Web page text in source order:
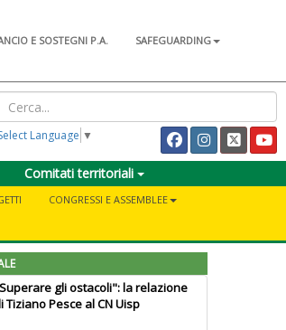
E SOSTEGNI P.A.
SAFEGUARDING
Language ▼
Comitati territoriali
CONGRESSI E ASSEMBLEE
gli ostacoli": la relazione
Tiziano Pesce al CN Uisp